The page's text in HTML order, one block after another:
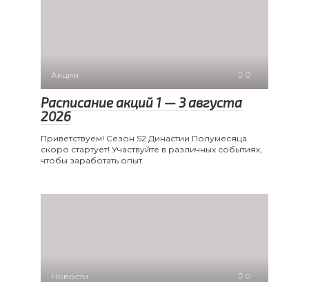
Акции 0
Расписание акций 1 — 3 августа
2026
Приветствуем! Сезон S2 Династии Полумесяца
скоро стартует! Участвуйте в различных событиях,
чтобы заработать опыт
Новости 0